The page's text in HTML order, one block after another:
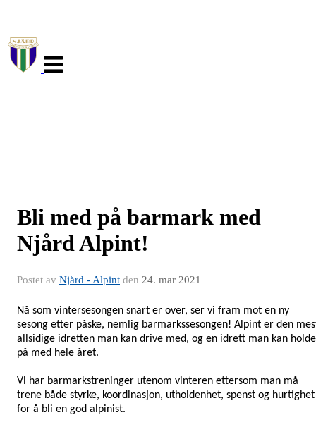
navigasjon
Bli med på barmark med
Njård Alpint!
Postet av Njård - Alpint den 24. mar 2021
Nå som vintersesongen snart er over, ser vi fram mot en ny
sesong etter påske, nemlig barmarkssesongen! Alpint er den
allsidige idretten man kan drive med, og en idrett man kan holde
på med hele året.
Vi har barmarkstreninger utenom vinteren ettersom man må
trene både styrke, koordinasjon, utholdenhet, spenst og hurtighet
for å bli en god alpinist.